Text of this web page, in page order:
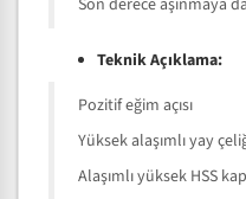
Son derece aşınmaya
Teknik Açıklama:
Pozitif eğim açısı
Yüksek alaşımlı yay
Alaşımlı yüksek HSS